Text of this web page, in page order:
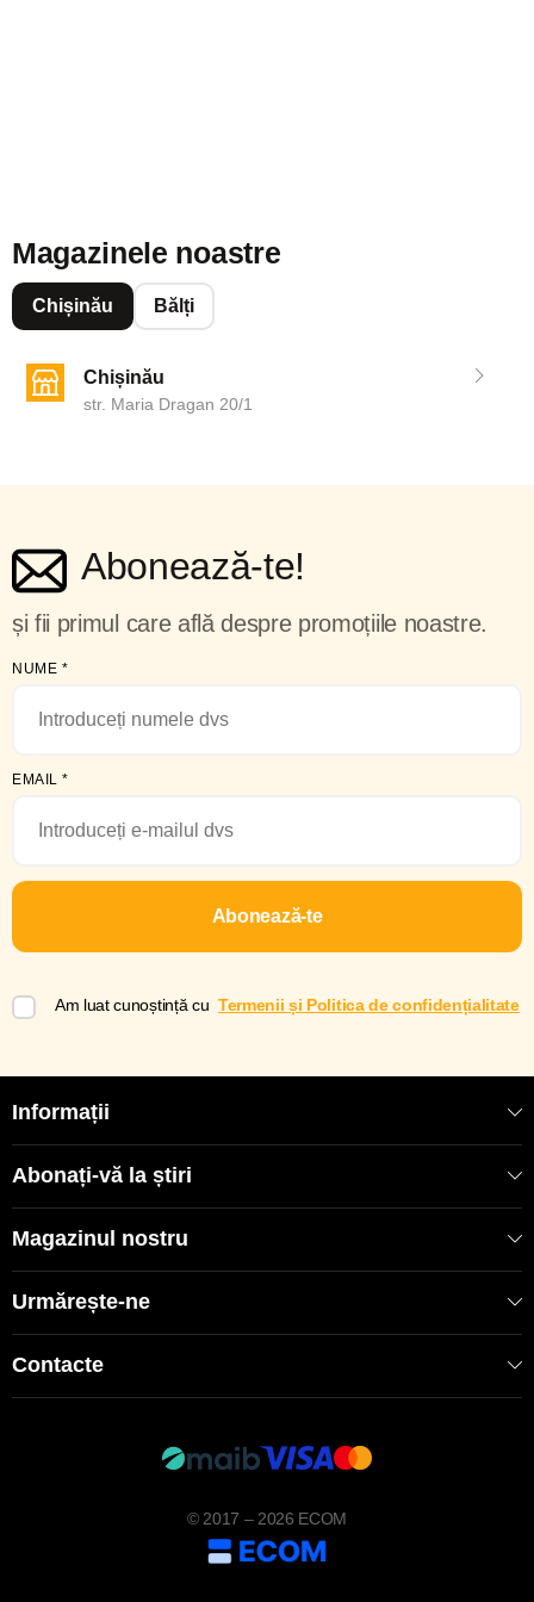
Magazinele noastre
Chișinău Bălți
Chișinău
str. Maria Dragan 20/1
Abonează-te!
și fii primul care află despre promoțiile noastre.
NUME *
EMAIL *
Abonează-te
Am luat cunoștință cu Termenii și Politica de confidențialitate
Informații
Abonați-vă la știri
Magazinul nostru
Urmărește-ne
Contacte
© 2017 – 2026 ECOM